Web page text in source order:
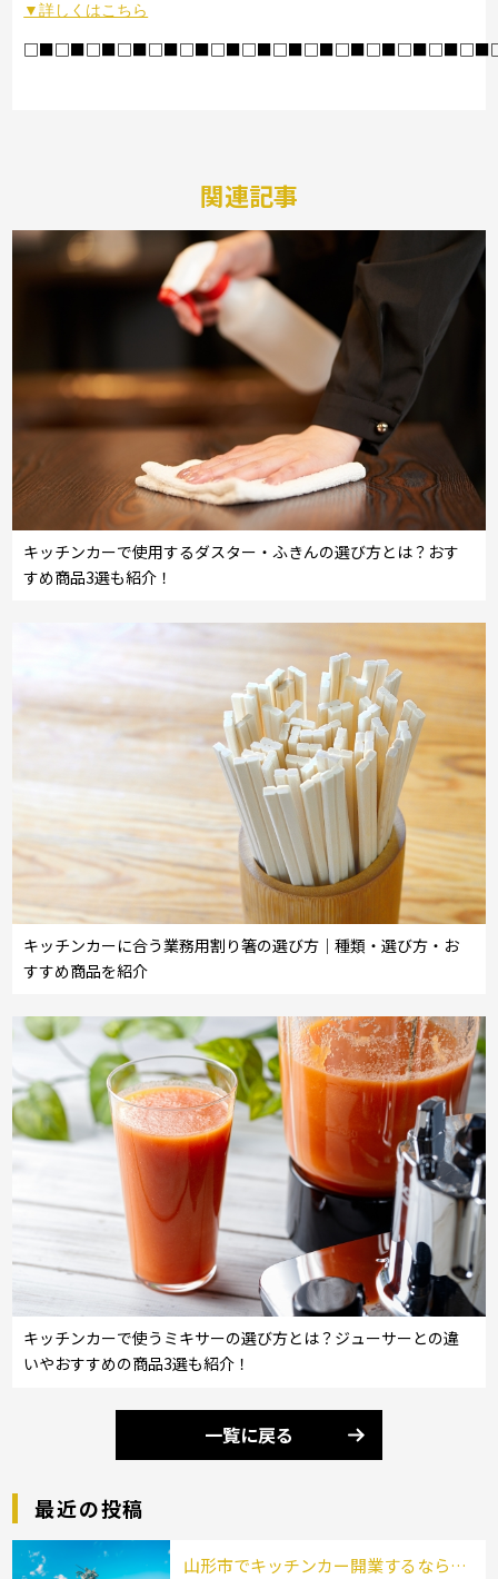
▼詳しくはこちら
関連記事
キッチンカーで使用するダスター・ふきんの選び方とは？おす
すめ商品3選も紹介！
キッチンカーに合う業務用割り箸の選び方｜種類・選び方・お
すすめ商品を紹介
キッチンカーで使うミキサーの選び方とは？ジューサーとの違
いやおすすめの商品3選も紹介！
一覧に戻る
最近の投稿
山形市でキッチンカー開業するなら格